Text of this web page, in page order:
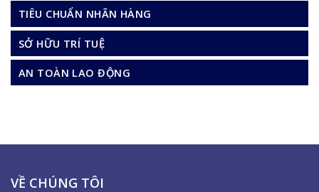
TIÊU CHUẨN NHÃN HÀNG
SỞ HỮU TRÍ TUỆ
AN TOÀN LAO ĐỘNG
VỀ CHÚNG TÔI